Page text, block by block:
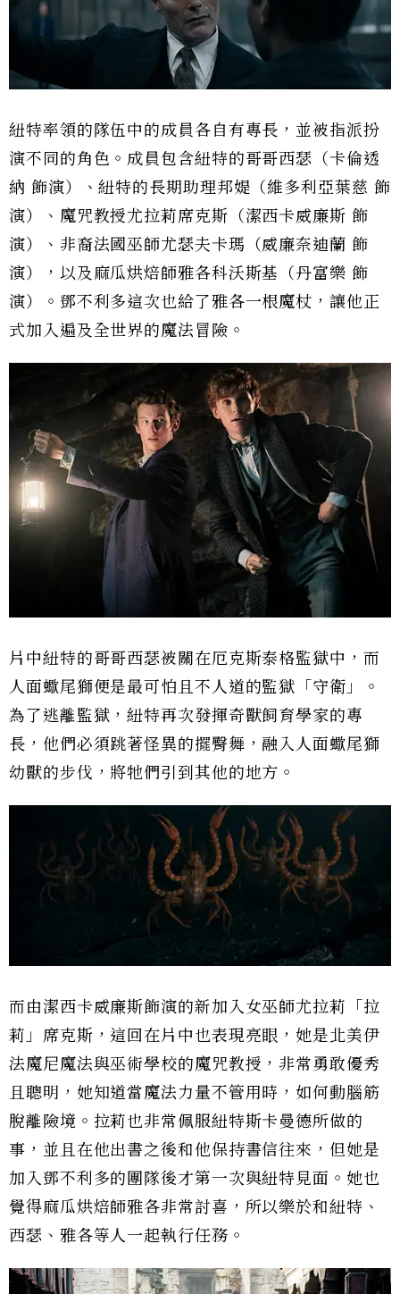
紐特率領的隊伍中的成員各自有專長，並被指派扮
演不同的角色。成員包含紐特的哥哥西瑟（卡倫透
納 飾演）、紐特的長期助理邦媞（維多利亞葉慈 飾
演）、魔咒教授尤拉莉席克斯（潔西卡威廉斯 飾
演）、非裔法國巫師尤瑟夫卡瑪（威廉奈迪蘭 飾
演），以及麻瓜烘焙師雅各科沃斯基（丹富樂 飾
演）。鄧不利多這次也給了雅各一根魔杖，讓他正
式加入遍及全世界的魔法冒險。
片中紐特的哥哥西瑟被關在厄克斯泰格監獄中，而
人面蠍尾獅便是最可怕且不人道的監獄「守衛」。
為了逃離監獄，紐特再次發揮奇獸飼育學家的專
長，他們必須跳著怪異的擺臀舞，融入人面蠍尾獅
幼獸的步伐，將牠們引到其他的地方。
而由潔西卡威廉斯飾演的新加入女巫師尤拉莉「拉
莉」席克斯，這回在片中也表現亮眼，她是北美伊
法魔尼魔法與巫術學校的魔咒教授，非常勇敢優秀
且聰明，她知道當魔法力量不管用時，如何動腦筋
脫離險境。拉莉也非常佩服紐特斯卡曼德所做的
事，並且在他出書之後和他保持書信往來，但她是
加入鄧不利多的團隊後才第一次與紐特見面。她也
覺得麻瓜烘焙師雅各非常討喜，所以樂於和紐特、
西瑟、雅各等人一起執行任務。